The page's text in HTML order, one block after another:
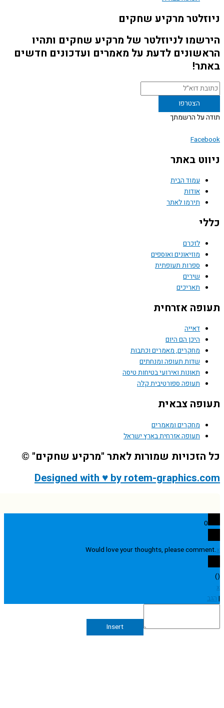
מרקיע שחקים
לניוזלטר של מרקיע שחקים ותהיו
לדעת על מאמרים ועדכונים חדשים
על הרשמתך
באתר
עמוד הבית
אודות
תירמו לאתר
לזכרם
מוזיאונים ואוספים
ספרות תעופתית
שירים
תאריכים
אזרחית
דאייה
היכן הם היום
מחקרים, מאמרים וכתבות
שדות תעופה ומנחתים
תאונות ואירועי בטיחות טיסה
תעופה ספורטיבית קלה
צבאית
מחקרים ומאמרים
תעופה אזרחית בארץ ישראל
שמורות לאתר "מרקיע שחקים" ©
Designed with ♥ by rotem-
Would love your thoughts, please
Insert